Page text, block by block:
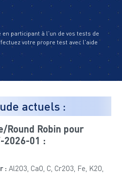
participant à l'un de vos tests de
votre propre test avec l'aide
actuels :
Round Robin pour
2026-01 :
: Al2O3, CaO, C, Cr2O3, Fe, K2O,